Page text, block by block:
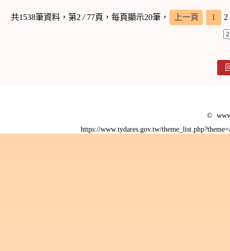
共1538筆資料，第2 /77頁，每頁顯示20筆， 上一頁 1 2
©
https://www.tydares.gov.tw/